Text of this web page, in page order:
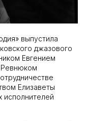
выпустила
джазового
Евгением
Елизаветы